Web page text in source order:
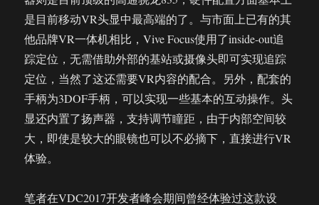
是目前移动VR头显中最高端的了。与市面上已有的其
他品牌VR一体机相比，Vive Focus使用了inside-out追
踪定位，无需借助外部的基站或摄像头即可实现追踪
定位，当然了这还需要VR内容的配合。另外，配套的
手柄为3DOF手柄，可以实现一些基本的互动操作。头
显还内置了扬声器，支持调节瞳距，由于内部空间较
大，即使是较大的眼镜也可以不必摘下，直接进行VR
体验。
笔者在VDC2017开发者峰会期间曾经体验过这款设